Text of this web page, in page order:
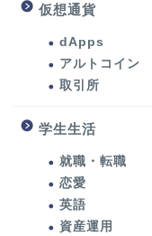
仮想通貨
dApps
アルトコイン
取引所
学生生活
就職・転職
恋愛
英語
資産運用